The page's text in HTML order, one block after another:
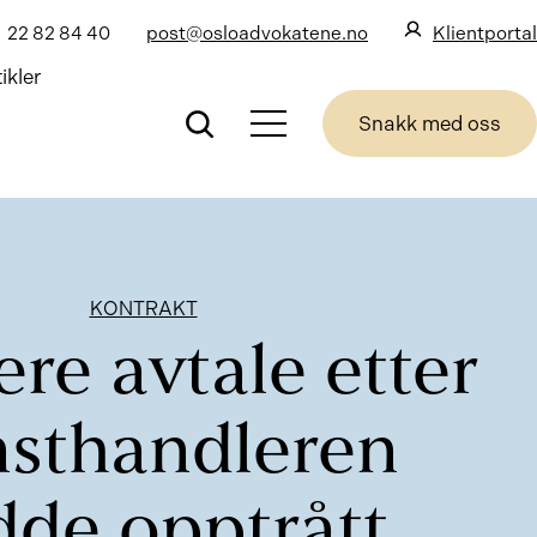
22 82 84 40 post@osloadvokatene.no Klientportal
Snakk med oss
KONTRAKT
avtale etter